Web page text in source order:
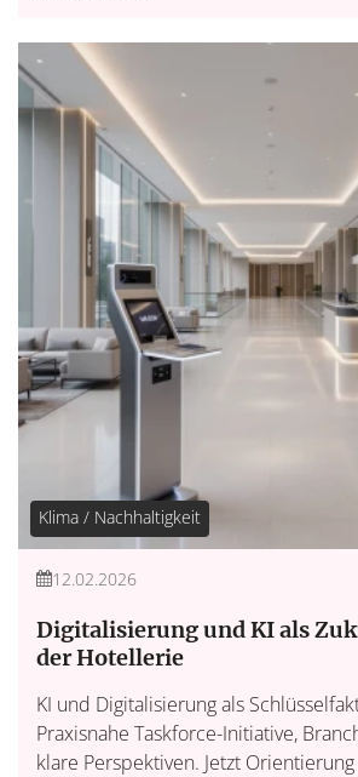
Klima / Nachhaltigkeit
12.02.2026
Digitalisierung und KI als
der Hotellerie
KI und Digitalisierung als
Praxisnahe Taskforce-Initiative,
klare Perspektiven. Jetzt